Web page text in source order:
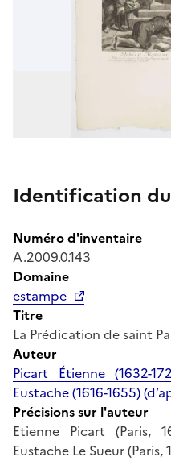
Identification
Numéro d'inventaire
A.2009.0.143
Domaine
estampe
Titre
La Prédication de saint
Auteur
Picart Étienne (1632-
Eustache (1616-1655)
Précisions sur l'auteur
Etienne Picart (Paris,
Eustache Le Sueur (Paris,